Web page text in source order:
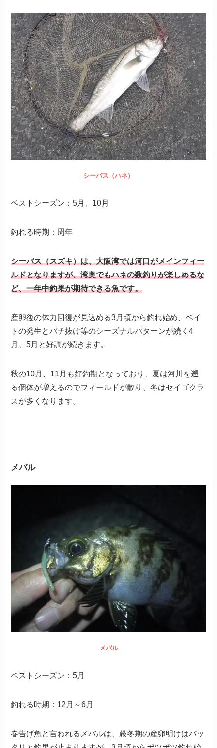
シーバス（ハネ）
ベストシーズン：5月、10月
釣れる時期：周年
シーバス（スズキ）は、大阪湾では河口がメインフィー
ルドとなりますが、湾奥でもハネの数釣りが楽しめるな
ど、一年中釣果が期待できる魚です。
産卵後の体力回復が見込める3月頃から釣れ始め、ベイ
トの発生とバチ抜け等のシーズナルパターンが続く4
月、5月と好調が続きます。
秋の10月、11月も好釣期となっており、夏は河川を遡
る個体が増えるのでフィールドが散り、冬はセイゴクラ
スが多くなります。
メバル
メバル
ベストシーズン：5月
釣れる時期：12月～6月
春告げ魚と言われるメバルは、厳冬期の産卵明けはパッ